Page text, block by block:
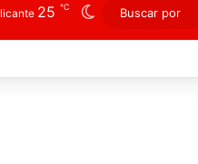
25 ℃ Switch skin
del Europeo juvenil